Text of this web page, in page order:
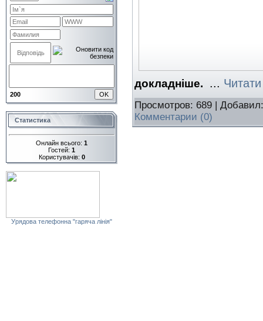
200
Статистика
Онлайн всього: 1
Гостей: 1
Користувачів: 0
Урядова телефонна "гаряча лінія"
докладніше. ...
Просмотров: 689 |
Комментарии (0)